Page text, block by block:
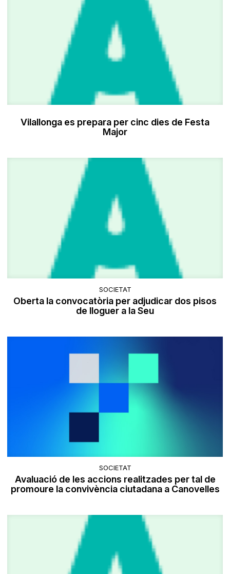
Vilallonga es prepara per cinc dies de Festa
Major
SOCIETAT
Oberta la convocatòria per adjudicar dos pisos
de lloguer a la Seu
SOCIETAT
Avaluació de les accions realitzades per tal de
promoure la convivència ciutadana a Canovelles